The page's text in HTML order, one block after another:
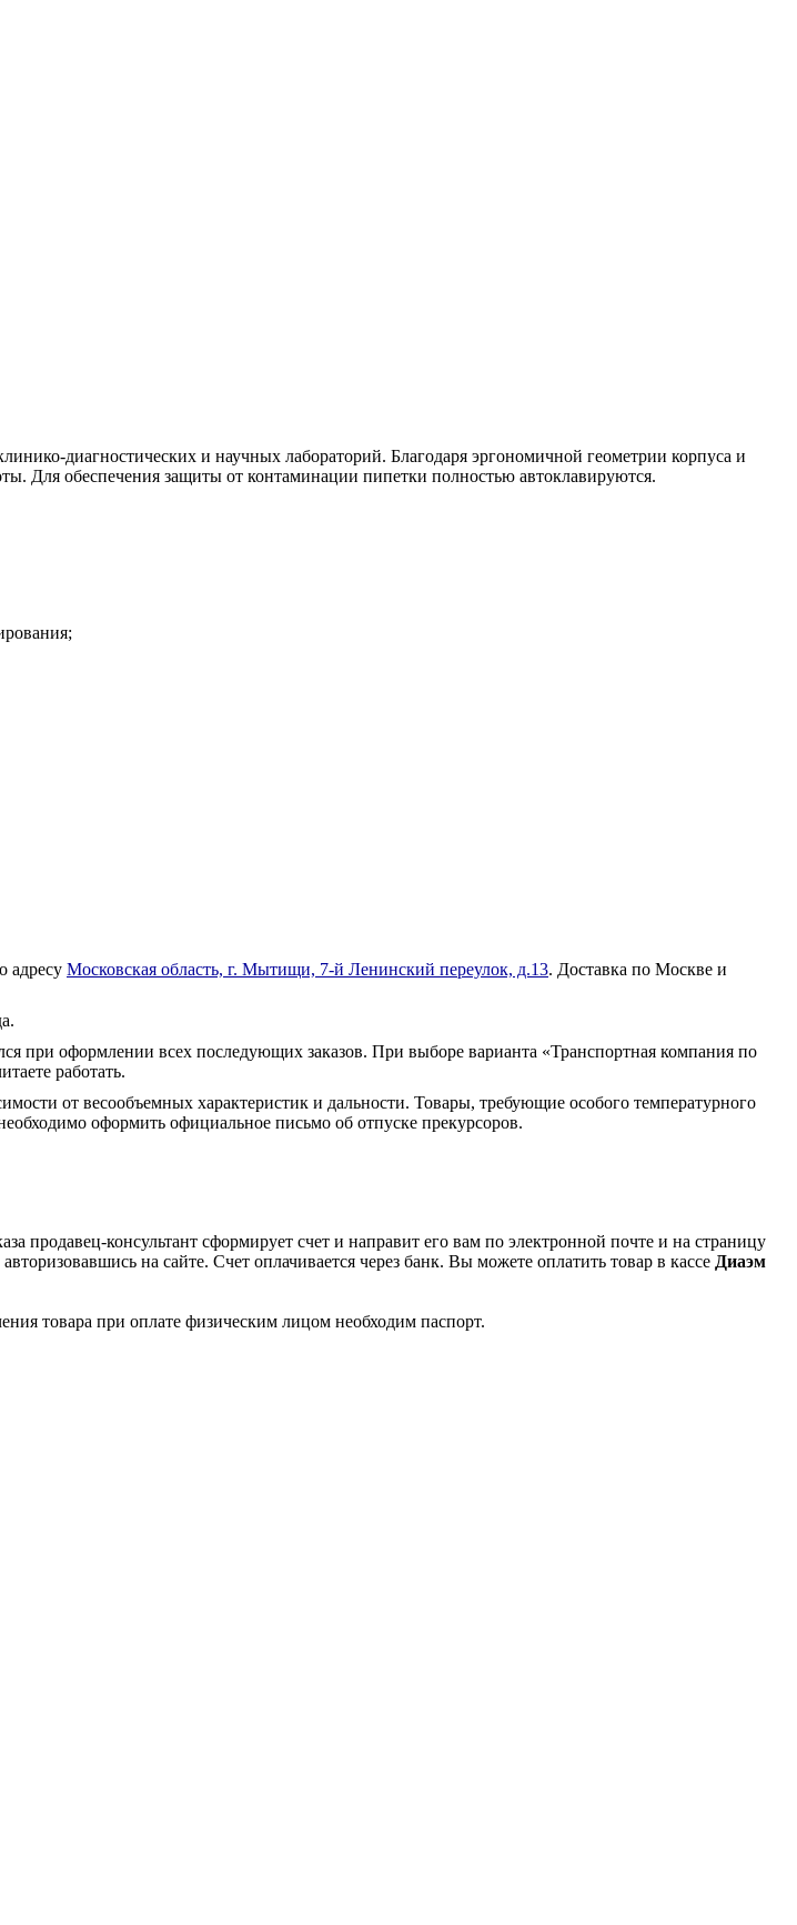
диагностических и научных лабораторий. Благодаря эргономичной геометрии корпуса и
Для обеспечения защиты от контаминации пипетки полностью автоклавируются.
адресу Московская область, г. Мытищи, 7-й Ленинский переулок, д.13. Доставка по Москве и
при оформлении всех последующих заказов. При выборе варианта «Транспортная компания по
работать.
от весообъемных характеристик и дальности. Товары, требующие особого температурного
оформить официальное письмо об отпуске прекурсоров.
продавец-консультант сформирует счет и направит его вам по электронной почте и на страницу
на сайте. Счет оплачивается через банк. Вы можете оплатить товар в кассе Диаэм
товара при оплате физическим лицом необходим паспорт.